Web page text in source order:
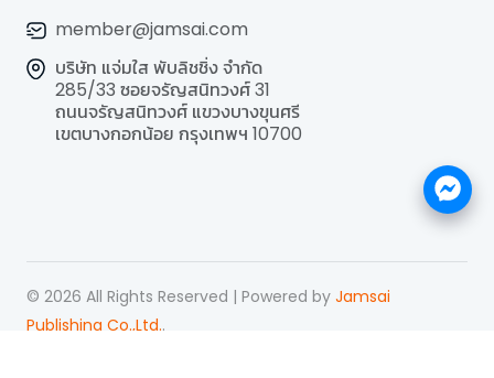
member@jamsai.com
บริษัท แจ่มใส พับลิชชิ่ง จำกัด
285/33 ซอยจรัญสนิทวงศ์ 31
ถนนจรัญสนิทวงศ์ แขวงบางขุนศรี
เขตบางกอกน้อย กรุงเทพฯ 10700
© 2026 All Rights Reserved | Powered by Jamsai
Publishing Co.,Ltd..